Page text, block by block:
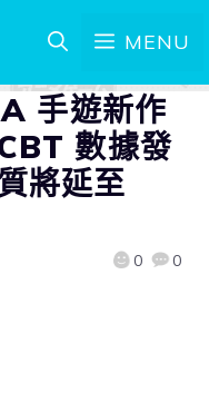
MENU
手遊新作
數據發
將延至
0 0